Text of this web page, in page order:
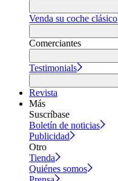
Venda su coche clásico
Comerciantes
Testimonials
Revista
Más
Suscríbase
Boletín de noticias
Publicidad
Otro
Tienda
Quiénes somos